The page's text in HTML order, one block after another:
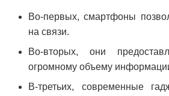
Во-первых, смартфоны
на связи.
Во-вторых, они
огромному объему
В-третьих, современные